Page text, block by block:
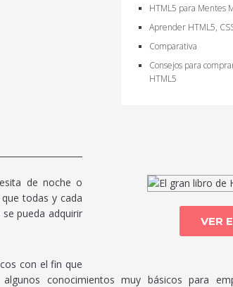
HTML5 para Mentes
Aprender HTML5,
Comparativa
Consejos para
HTML5
VER
de noche o
todas y cada
pueda adquirir
con el fin que
conocimientos muy básicos para